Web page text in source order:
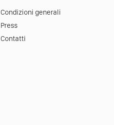
Condizioni generali
Press
Contatti